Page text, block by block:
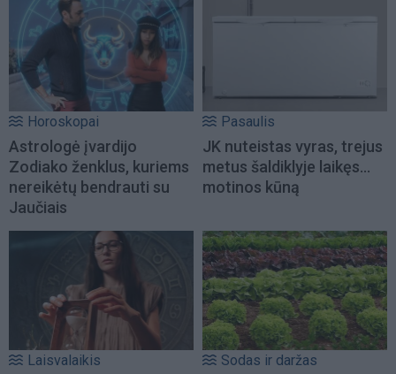
Horoskopai
Astrologė įvardijo
Zodiako ženklus, kuriems
nereikėtų bendrauti su
Jaučiais
Pasaulis
JK nuteistas vyras, trejus
metus šaldiklyje laikęs...
motinos kūną
Laisvalaikis Sodas ir daržas